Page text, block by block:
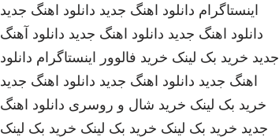
اینستاگرام دانلود اهنگ جدید دانلود اهنگ جدید
دانلود اهنگ جدید دانلود اهنگ جدید دانلود آهنگ
جدید خرید بک لینک خرید فالوور اینستاگرام دانلود
اهنگ جدید دانلود اهنگ جدید دانلود اهنگ جدید
خرید بک لینک خرید شال و روسری دانلود اهنگ
جدید خرید بک لینک خرید بک لینک خرید بک لینک